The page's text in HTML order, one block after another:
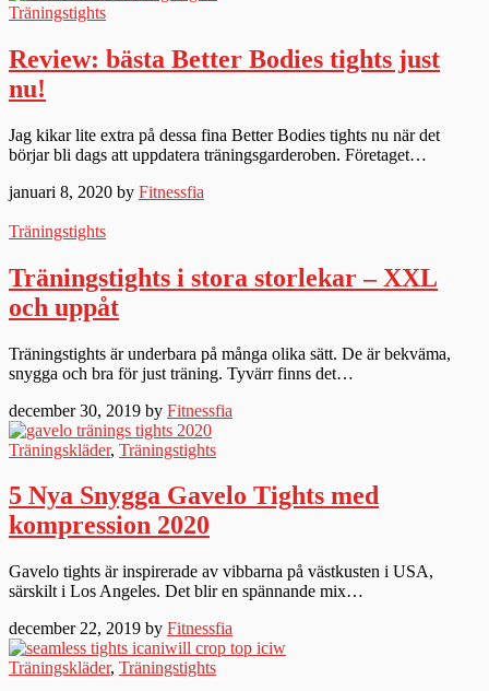
Träningstights
Review: bästa Better Bodies tights just
nu!
Jag kikar lite extra på dessa fina Better Bodies tights nu när det
börjar bli dags att uppdatera träningsgarderoben. Företaget…
januari 8, 2020 by Fitnessfia
Träningstights
Träningstights i stora storlekar – XXL
och uppåt
Träningstights är underbara på många olika sätt. De är bekväma,
snygga och bra för just träning. Tyvärr finns det…
december 30, 2019 by Fitnessfia
Träningskläder, Träningstights
5 Nya Snygga Gavelo Tights med
kompression 2020
Gavelo tights är inspirerade av vibbarna på västkusten i USA,
särskilt i Los Angeles. Det blir en spännande mix…
december 22, 2019 by Fitnessfia
Träningskläder, Träningstights